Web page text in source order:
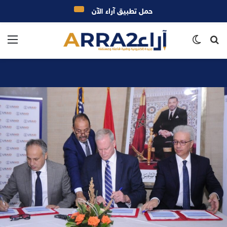
بحث
حمل تطبيق آراء الآن